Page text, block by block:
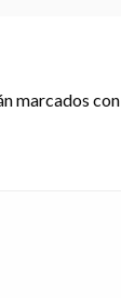
marcados con